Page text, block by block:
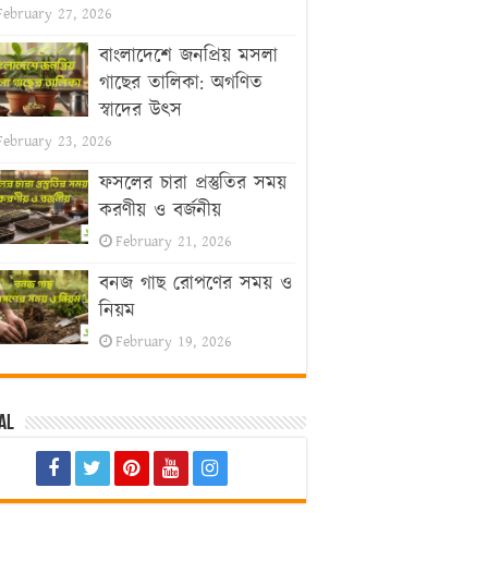
27, 2026
বাংলাদেশে জনপ্রিয় মসলা
গাছের তালিকা: অগণিত
স্বাদের উৎস
23, 2026
ফসলের চারা প্রস্তুতির সময়
করণীয় ও বর্জনীয়
February 21, 2026
বনজ গাছ রোপণের সময় ও
নিয়ম
February 19, 2026